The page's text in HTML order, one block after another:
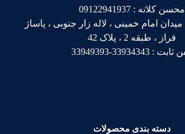
محسن کلاته : 09122941937
امام خمینی ، لاله زار جنوبی ، پاساژ
فراز ، طبقه 2 ، پلاک 42
: 33934343-33949393
دسته بندی محصولات